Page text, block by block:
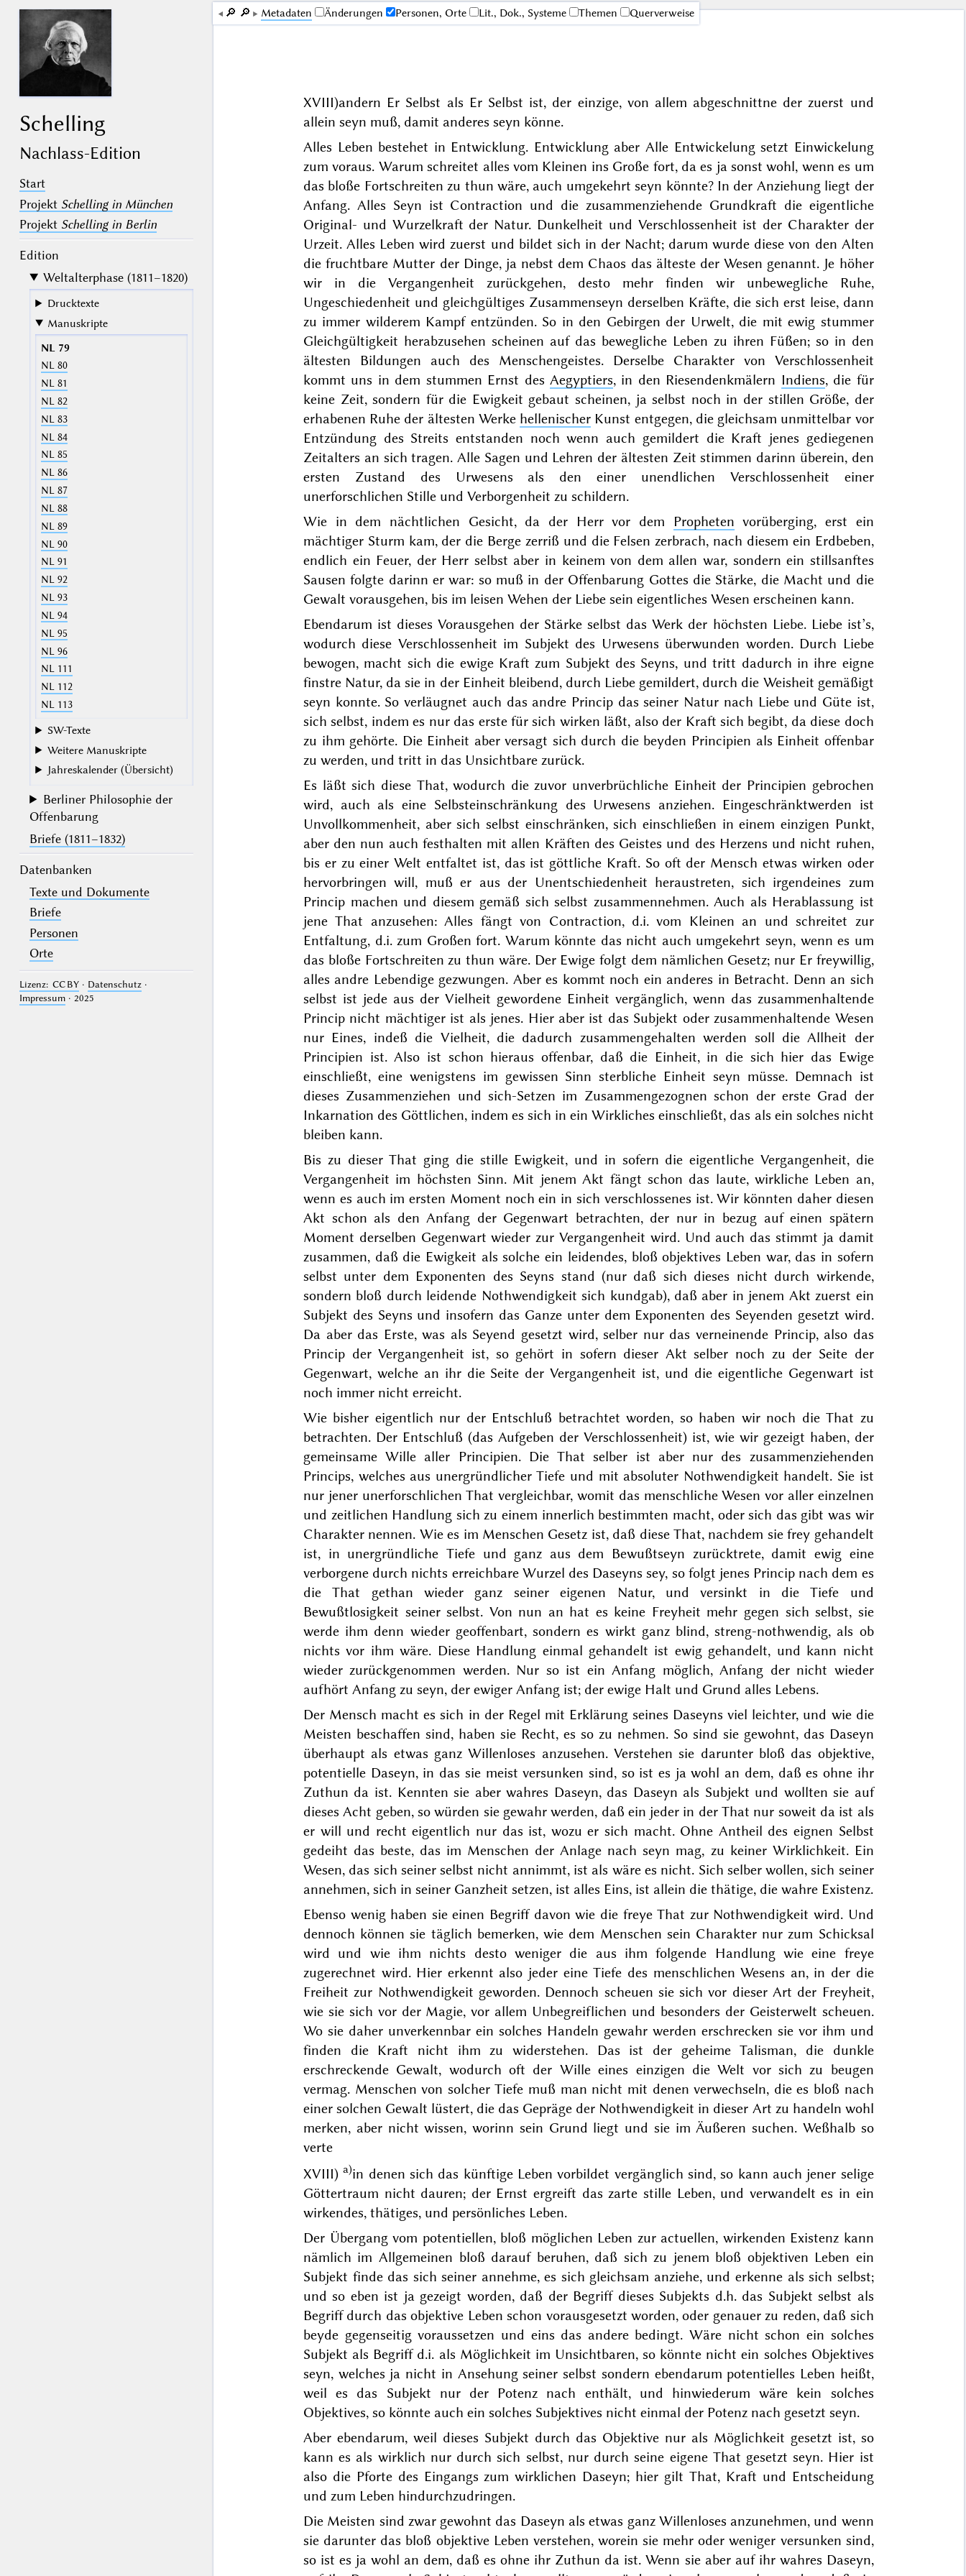
Schelling
Nachlass-Edition
Start
Projekt Schelling in München
Projekt Schelling in Berlin
Edition
Weltalterphase (1811–1820)
Drucktexte
Manuskripte
NL 79
NL 80
NL 81
NL 82
NL 83
NL 84
NL 85
NL 86
NL 87
NL 88
NL 89
NL 90
NL 91
NL 92
NL 93
NL 94
NL 95
NL 96
NL 111
NL 112
NL 113
SW-Texte
Weitere Manuskripte
Jahreskalender (Übersicht)
Berliner Philosophie der
Offenbarung
Briefe (1811–1832)
Datenbanken
Texte und Dokumente
Briefe
Personen
Orte
Lizenz: CC BY· Datenschutz·
Impressum· 2025
🔎︎ 🔎︎ Me­ta­da­ten Änderungen Personen, Orte Lit., Dok., Systeme Themen Querverweise
XVIII)andern Er Selbst als Er Selbst ist, der einzige, von allem abgeschnittne der zuerst und
allein seyn muß, damit anderes seyn könne.
Alles Leben bestehet in Entwicklung. Entwicklung aber Alle Entwickelung setzt Einwickelung
zum voraus. Warum schreitet alles vom Kleinen ins Große fort, da es ja sonst wohl, wenn es um
das bloße Fortschreiten zu thun wäre, auch umgekehrt seyn könnte? In der Anziehung liegt der
Anfang. Alles Seyn ist Contraction und die zusammenziehende Grundkraft die eigentliche
Original- und Wurzelkraft der Natur. Dunkelheit und Verschlossenheit ist der Charakter der
Urzeit. Alles Leben wird zuerst und bildet sich in der Nacht; darum wurde diese von den Alten
die fruchtbare Mutter der Dinge, ja nebst dem Chaos das älteste der Wesen genannt. Je höher
wir in die Vergangenheit zurückgehen, desto mehr finden wir unbewegliche Ruhe,
Ungeschiedenheit und gleichgültiges Zusammenseyn derselben Kräfte, die sich erst leise, dann
zu immer wilderem Kampf entzünden. So in den Gebirgen der Urwelt, die mit ewig stummer
Gleichgültigkeit herabzusehen scheinen auf das bewegliche Leben zu ihren Füßen; so in den
ältesten Bildungen auch des Menschengeistes. Derselbe Charakter von Verschlossenheit
kommt uns in dem stummen Ernst desAegyptiers, in den Riesendenkmälern Indiens, die für
keine Zeit, sondern für die Ewigkeit gebaut scheinen, ja selbst noch in der stillen Größe, der
erhabenen Ruhe der ältesten Werke hellenischer Kunst entgegen, die gleichsam unmittelbar vor
Entzündung des Streits entstanden noch wenn auch gemildert die Kraft jenes gediegenen
Zeitalters an sich tragen. Alle Sagen und Lehren der ältesten Zeit stimmen darinn überein, den
ersten Zustand des Urwesens als den einer unendlichen Verschlossenheit einer
unerforschlichen Stille und Verborgenheit zu schildern.
Wie in dem nächtlichen Gesicht, da der Herr vor dem Propheten vorüberging, erst ein
mächtiger Sturm kam, der die Berge zerriß und die Felsen zerbrach, nach diesem ein Erdbeben,
endlich ein Feuer, der Herr selbst aber in keinem von dem allen war, sondern ein stillsanftes
Sausen folgte darinn er war: so muß in der Offenbarung Gottes die Stärke, die Macht und die
Gewalt vorausgehen, bis im leisen Wehen der Liebe sein eigentliches Wesen erscheinen kann.
Ebendarum ist dieses Vorausgehen der Stärke selbst das Werk der höchsten Liebe. Liebe ist’s,
wodurch diese Verschlossenheit im Subjekt des Urwesens überwunden worden. Durch Liebe
bewogen, macht sich die ewige Kraft zum Subjekt des Seyns, und tritt dadurch in ihre eigne
finstre Natur, da sie in der Einheit bleibend, durch Liebe gemildert, durch die Weisheit gemäßigt
seyn konnte. So verläugnet auch das andre Princip das seiner Natur nach Liebe und Güte ist,
sich selbst, indem es nur das erste für sich wirken läßt, also der Kraft sich begibt, da diese doch
zu ihm gehörte. Die Einheit aber versagt sich durch die beyden Principien als Einheit offenbar
zu werden, und tritt in das Unsichtbare zurück.
Es läßt sich diese That, wodurch die zuvor unverbrüchliche Einheit der Principien gebrochen
wird, auch als eine Selbsteinschränkung des Urwesens anziehen. Eingeschränktwerden ist
Unvollkommenheit, aber sich selbst einschränken, sich einschließen in einem einzigen Punkt,
aber den nun auch festhalten mit allen Kräften des Geistes und des Herzens und nicht ruhen,
bis er zu einer Welt entfaltet ist, das ist göttliche Kraft. So oft der Mensch etwas wirken oder
hervorbringen will, muß er aus der Unentschiedenheit heraustreten, sich irgendeines zum
Princip machen und diesem gemäß sich selbst zusammennehmen. Auch als Herablassung ist
jene That anzusehen: Alles fängt von Contraction, d.i. vom Kleinen an und schreitet zur
Entfaltung, d.i. zum Großen fort. Warum könnte das nicht auch umgekehrt seyn, wenn es um
das bloße Fortschreiten zu thun wäre. Der Ewige folgt dem nämlichen Gesetz; nur Er freywillig,
alles andre Lebendige gezwungen. Aber es kommt noch ein anderes in Betracht. Denn an sich
selbst ist jede aus der Vielheit gewordene Einheit vergänglich, wenn das zusammenhaltende
Princip nicht mächtiger ist als jenes. Hier aber ist das Subjekt oder zusammenhaltende Wesen
nur Eines, indeß die Vielheit, die dadurch zusammengehalten werden soll die Allheit der
Principien ist. Also ist schon hieraus offenbar, daß die Einheit, in die sich hier das Ewige
einschließt, eine wenigstens im gewissen Sinn sterbliche Einheit seyn müsse. Demnach ist
dieses Zusammenziehen und sich-Setzen im Zusammengezognen schon der erste Grad der
Inkarnation des Göttlichen, indem es sich in ein Wirkliches einschließt, das als ein solches nicht
bleiben kann.
Bis zu dieser That ging die stille Ewigkeit, und in sofern die eigentliche Vergangenheit, die
Vergangenheit im höchsten Sinn. Mit jenem Akt fängt schon das laute, wirkliche Leben an,
wenn es auch im ersten Moment noch ein in sich verschlossenes ist. Wir könnten daher diesen
Akt schon als den Anfang der Gegenwart betrachten, der nur in bezug auf einen spätern
Moment derselben Gegenwart wieder zur Vergangenheit wird. Und auch das stimmt ja damit
zusammen, daß die Ewigkeit als solche ein leidendes, bloß objektives Leben war, das in sofern
selbst unter dem Exponenten des Seyns stand (nur daß sich dieses nicht durch wirkende,
sondern bloß durch leidende Nothwendigkeit sich kundgab), daß aber in jenem Akt zuerst ein
Subjekt des Seyns und insofern das Ganze unter dem Exponenten des Seyenden gesetzt wird.
Da aber das Erste, was als Seyend gesetzt wird, selber nur das verneinende Princip, also das
Princip der Vergangenheit ist, so gehört in sofern dieser Akt selber noch zu der Seite der
Gegenwart, welche an ihr die Seite der Vergangenheit ist, und die eigentliche Gegenwart ist
noch immer nicht erreicht.
Wie bisher eigentlich nur der Entschluß betrachtet worden, so haben wir noch die That zu
betrachten. Der Entschluß (das Aufgeben der Verschlossenheit) ist, wie wir gezeigt haben, der
gemeinsame Wille aller Principien. Die That selber ist aber nur des zusammenziehenden
Princips, welches aus unergründlicher Tiefe und mit absoluter Nothwendigkeit handelt. Sie ist
nur jener unerforschlichen That vergleichbar, womit das menschliche Wesen vor aller einzelnen
und zeitlichen Handlung sich zu einem innerlich bestimmten macht, oder sich das gibt was wir
Charakter nennen. Wie es im Menschen Gesetz ist, daß diese That, nachdem sie frey gehandelt
ist, in unergründliche Tiefe und ganz aus dem Bewußtseyn zurücktrete, damit ewig eine
verborgene durch nichts erreichbare Wurzel des Daseyns sey, so folgt jenes Princip nach dem es
die That gethan wieder ganz seiner eigenen Natur, und versinkt in die Tiefe und
Bewußtlosigkeit seiner selbst. Von nun an hat es keine Freyheit mehr gegen sich selbst, sie
werde ihm denn wieder geoffenbart, sondern es wirkt ganz blind,streng-nothwendig, als ob
nichts vor ihmwäre. Diese Handlung einmal gehandelt ist ewig gehandelt, und kann nicht
wieder zurückgenommen werden. Nur so ist ein Anfang möglich, Anfang der nicht wieder
aufhört Anfang zu seyn, der ewiger Anfang ist; der ewige Halt und Grund alles Lebens.
Der Mensch macht es sich in der Regel mit Erklärung seines Daseyns viel leichter, und wie die
Meisten beschaffen sind, haben sie Recht, es so zu nehmen. So sind sie gewohnt, das Daseyn
überhaupt als etwas ganz Willenloses anzusehen. Verstehen sie darunter bloß das objektive,
potentielle Daseyn, in das sie meist versunken sind, so ist es ja wohl an dem, daß es ohne ihr
Zuthun da ist. Kennten sie aber wahres Daseyn, das Daseyn als Subjekt und wollten sie auf
dieses Acht geben, so würden sie gewahr werden, daß ein jeder in der That nur soweit da ist als
er will und recht eigentlich nur das ist, wozu er sich macht. Ohne Antheil des eignen Selbst
gedeiht das beste, das im Menschen der Anlage nach seyn mag, zu keiner Wirklichkeit. Ein
Wesen, das sich seiner selbst nicht annimmt, ist als wäre es nicht. Sich selber wollen, sich seiner
annehmen, sich in seiner Ganzheit setzen, ist alles Eins, ist allein die thätige, die wahre Existenz.
Ebenso wenig haben sie einen Begriff davon wie die freye That zur Nothwendigkeit wird. Und
dennoch können sie täglich bemerken, wie dem Menschen sein Charakter nur zum Schicksal
wird und wie ihm nichts desto weniger die aus ihm folgende Handlung wie eine freye
zugerechnet wird. Hier erkennt also jeder eine Tiefe des menschlichen Wesens an, in der die
Freiheit zur Nothwendigkeit geworden. Dennoch scheuen sie sich vor dieser Art der Freyheit,
wie sie sich vor der Magie, vor allem Unbegreiflichen und besonders der Geisterwelt scheuen.
Wo sie daher unverkennbar ein solches Handeln gewahr werden erschrecken sie vor ihm und
finden die Kraft nicht ihm zu widerstehen. Das ist der geheime Talisman, die dunkle
erschreckende Gewalt, wodurch oft der Wille eines einzigen die Welt vor sich zu beugen
vermag. Menschen von solcher Tiefe muß man nicht mit denen verwechseln, die es bloß nach
einer solchen Gewalt lüstert, die das Gepräge der Nothwendigkeit in dieser Art zu handeln wohl
merken, aber nicht wissen, worinn sein Grund liegt und sie im Äußeren suchen. Weßhalb so
verte
XVIII)a)in denen sich das künftige Leben vorbildet vergänglich sind, so kann auch jener selige
Göttertraum nicht dauren; der Ernst ergreift das zarte stille Leben, und verwandelt es in ein
wirkendes, thätiges, und persönliches Leben.
Der Übergang vom potentiellen, bloß möglichen Leben zur actuellen, wirkenden Existenz kann
nämlich im Allgemeinen bloß darauf beruhen, daß sich zu jenem bloß objektiven Leben ein
Subjekt finde das sich seiner annehme, es sich gleichsam anziehe, und erkenne als sich selbst;
und so eben ist ja gezeigt worden, daß der Begriff dieses Subjekts d.h. das Subjekt selbst als
Begriff durch das objektive Leben schon vorausgesetzt worden, oder genauer zu reden, daß sich
beyde gegenseitig voraussetzen und eins das andere bedingt. Wäre nicht schon ein solches
Subjekt als Begriff d.i. als Möglichkeit im Unsichtbaren, so könnte nicht ein solches Objektives
seyn, welches ja nicht in Ansehung seiner selbst sondern ebendarum potentielles Leben heißt,
weil es das Subjekt nur der Potenz nach enthält, und hinwiederum wäre kein solches
Objektives, so könnte auch ein solches Subjektives nicht einmal der Potenz nach gesetzt seyn.
Aber ebendarum, weil dieses Subjekt durch das Objektive nur als Möglichkeit gesetzt ist, so
kann es als wirklich nur durch sich selbst, nur durch seine eigene That gesetzt seyn. Hier ist
also die Pforte des Eingangs zum wirklichen Daseyn; hier gilt That, Kraft und Entscheidung
und zum Leben hindurchzudringen.
Die Meisten sind zwar gewohnt das Daseyn als etwas ganz Willenloses anzunehmen, und wenn
sie darunter das bloß objektive Leben verstehen, worein sie mehr oder weniger versunken sind,
so ist es ja wohl an dem, daß es ohne ihr Zuthun da ist. Wenn sie aber auf ihr wahres Daseyn,